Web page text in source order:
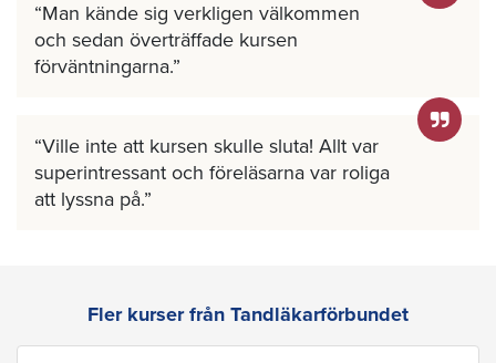
Man kände sig verkligen välkommen
och sedan överträffade kursen
förväntningarna.
Ville inte att kursen skulle sluta! Allt var
superintressant och föreläsarna var roliga
att lyssna på.
Fler kurser från Tandläkarförbundet